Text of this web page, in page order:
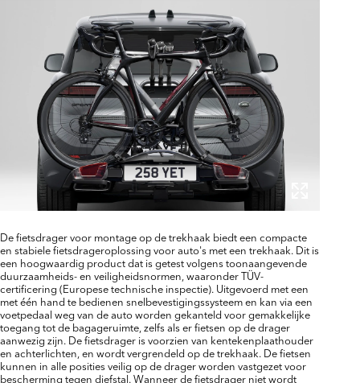
De fietsdrager voor montage op de trekhaak biedt een compacte
en stabiele fietsdrageroplossing voor auto's met een trekhaak. Dit is
een hoogwaardig product dat is getest volgens toonaangevende
duurzaamheids- en veiligheidsnormen, waaronder TÜV-
certificering (Europese technische inspectie). Uitgevoerd met een
met één hand te bedienen snelbevestigingssysteem en kan via een
voetpedaal weg van de auto worden gekanteld voor gemakkelijke
toegang tot de bagageruimte, zelfs als er fietsen op de drager
aanwezig zijn. De fietsdrager is voorzien van kentekenplaathouder
en achterlichten, en wordt vergrendeld op de trekhaak. De fietsen
kunnen in alle posities veilig op de drager worden vastgezet voor
bescherming tegen diefstal. Wanneer de fietsdrager niet wordt